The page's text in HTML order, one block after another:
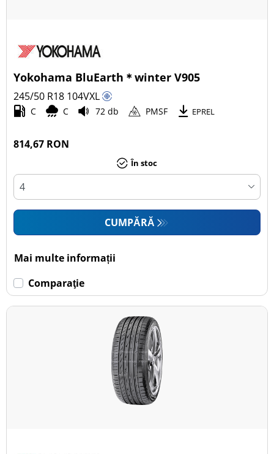
Yokohama BluEarth＊winter V905
245/50 R18 104VXL
C C 72 db PMSF EPREL
814,67 RON
În stoc
CUMPĂRĂ
Mai multe informații
Comparaţie